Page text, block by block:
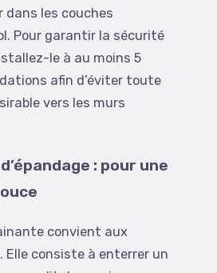
dans les couches
Pour garantir la sécurité
le à au moins 5
afin d’éviter toute
vers les murs
: pour une
convient aux
consiste à enterrer un